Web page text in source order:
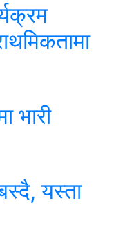
भारी
यस्ता